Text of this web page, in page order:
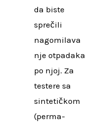
da biste
sprečili
nagomilava
nje otpadaka
po njoj. Za
testere sa
sintetičkom
(perma-